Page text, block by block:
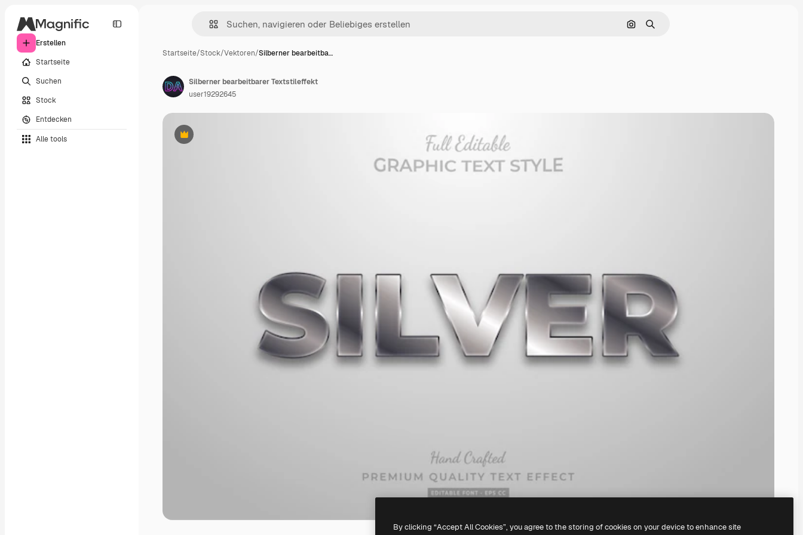
Erstellen
Startseite
Suchen
Stock
Entdecken
Alle tools
Nach Bild suchen
Suchen
Startseite/Stock/Vektoren/Silberner bearbeitba…
Premium
Silberner bearbeitbarer Textstileffekt
user19292645
By clicking “Accept All Cookies”, you agree to the storing of cookies on your device to enhance site